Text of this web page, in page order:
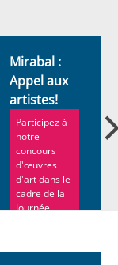
Mirabal :
Appel aux
artistes!
Participez à
notre
concours
d'œuvres
d'art dans le
cadre de la
Journée...